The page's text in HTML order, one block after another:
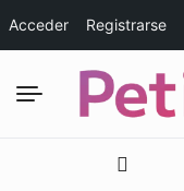
Acceder Registrarse